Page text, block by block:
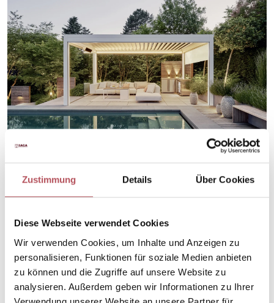
Zustimmung Details Über Cookies
Diese Webseite verwendet Cookies
Wir verwenden Cookies, um Inhalte und Anzeigen zu
personalisieren, Funktionen für soziale Medien anbieten
zu können und die Zugriffe auf unsere Website zu
analysieren. Außerdem geben wir Informationen zu Ihrer
Lamellendächer bieten flexiblen
Sonnenschutz und schaffen eine
Freien.